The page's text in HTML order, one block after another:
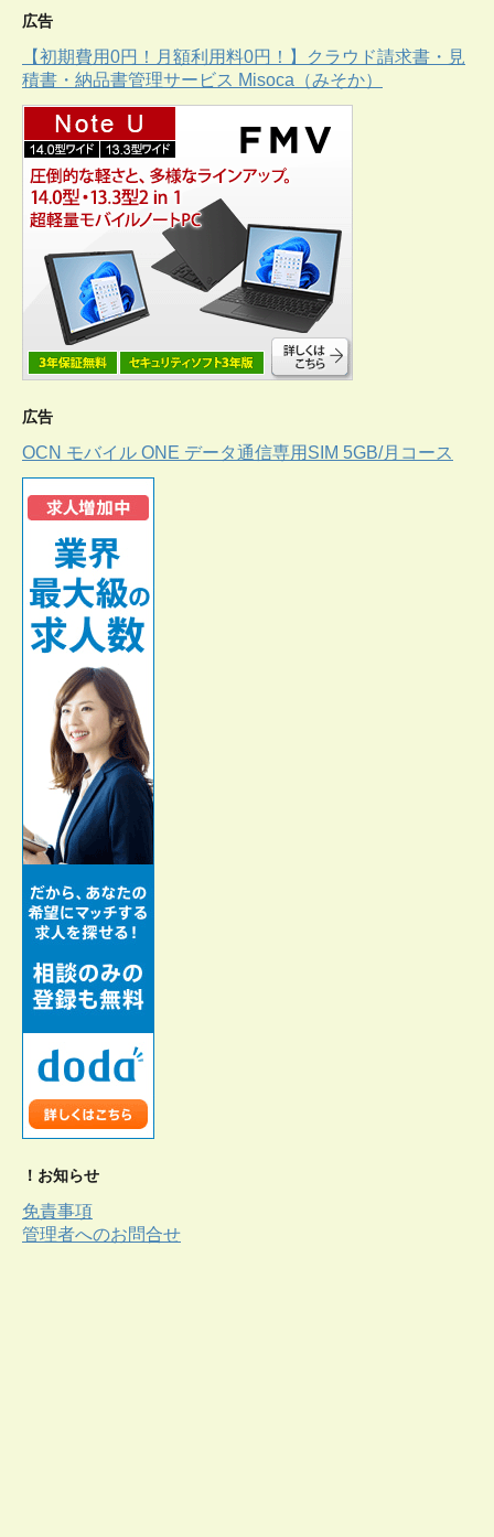
広告
【初期費用0円！月額利用料0円！】クラウド請求書・見
積書・納品書管理サービス Misoca（みそか）
広告
OCN モバイル ONE データ通信専用SIM 5GB/月コース
！お知らせ
免責事項
管理者へのお問合せ